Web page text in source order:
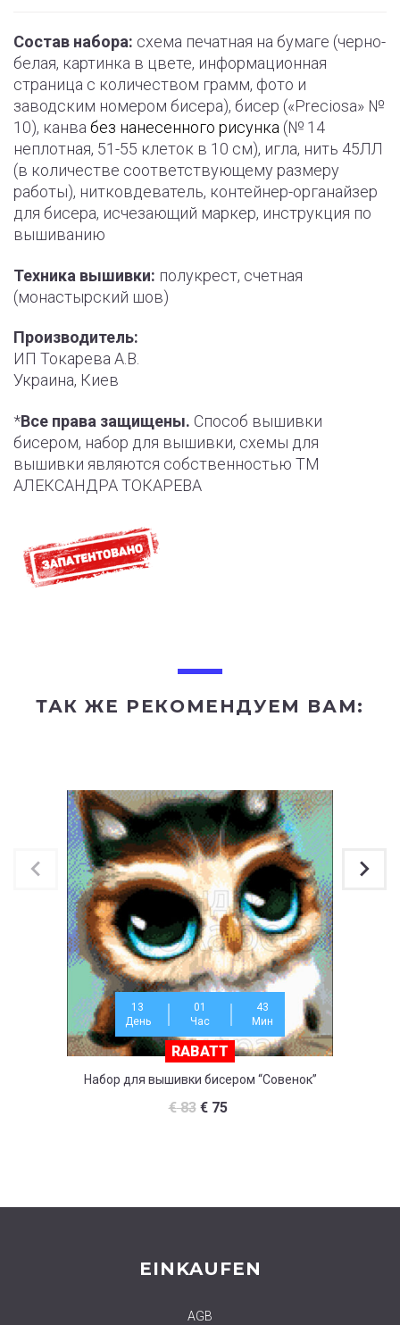
Состав набора: схема печатная на бумаге (черно-
белая, картинка в цвете, информационная
страница с количеством грамм, фото и
заводским номером бисера), бисер («Preciosa» №
10), канва без нанесенного рисунка (№ 14
неплотная, 51-55 клеток в 10 см), игла, нить 45ЛЛ
(в количестве соответствующему размеру
работы), нитковдеватель, контейнер-органайзер
для бисера, исчезающий маркер, инструкция по
вышиванию
Техника вышивки: полукрест, счетная
(монастырский шов)
Производитель:
ИП Токарева А.В.
Украина, Киев
*Все права защищены. Способ вышивки
бисером, набор для вышивки, схемы для
вышивки являются собственностью ТМ
АЛЕКСАНДРА ТОКАРЕВА
ТАК ЖЕ РЕКОМЕНДУЕМ ВАМ:
13
День
01
Час
43
Мин
RABATT
Набор для вышивки бисером “Совенок”
€83 €75
EINKAUFEN
AGB